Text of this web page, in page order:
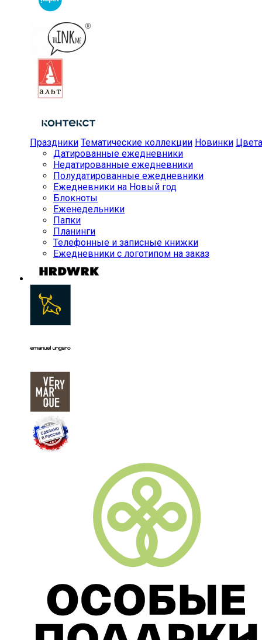
Праздники Тематические коллекции Новинки Цвета
Датированные ежедневники
Недатированные ежедневники
Полудатированные ежедневники
Ежедневники на Новый год
Блокноты
Еженедельники
Папки
Планинги
Телефонные и записные книжки
Ежедневники с логотипом на заказ